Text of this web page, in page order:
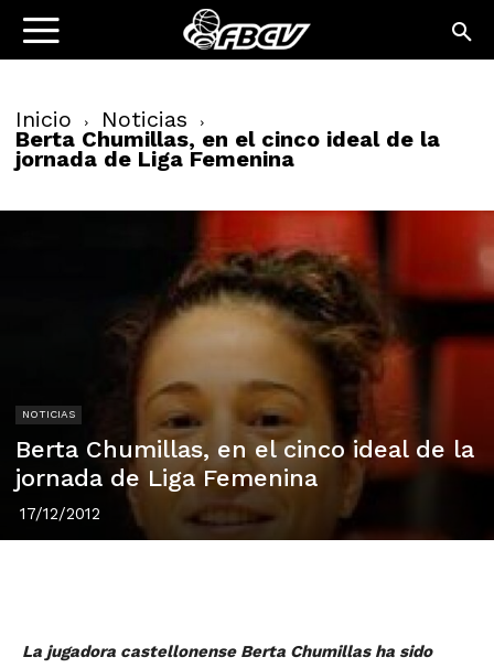
Inicio Noticias
Berta Chumillas, en el cinco ideal de la
jornada de Liga Femenina
NOTICIAS
Berta Chumillas, en el cinco ideal de la
jornada de Liga Femenina
17/12/2012
La jugadora castellonense Berta Chumillas ha sido